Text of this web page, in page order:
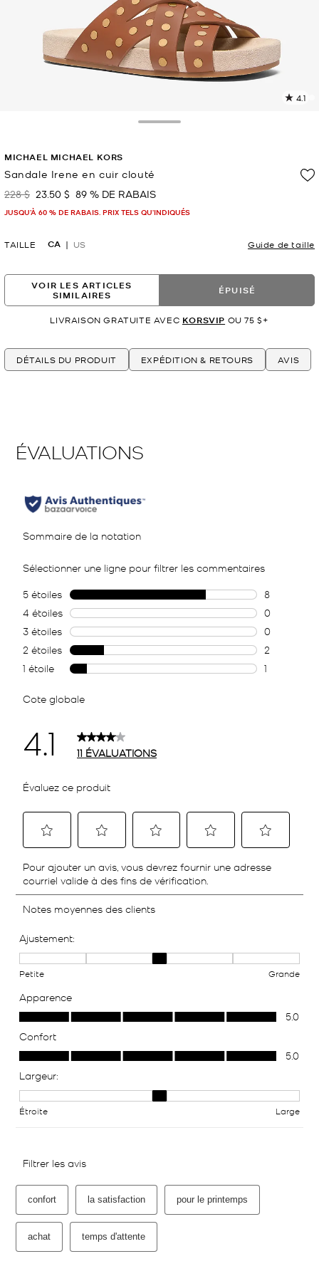
4.1
MICHAEL MICHAEL KORS
Sandale Irene en cuir clouté
était
228 $ maintenant
23.50 $ 89 % DE RABAIS
JUSQU’À 60 % DE RABAIS. PRIX TELS QU'INDIQUÉS
TAILLE CA US Guide de taille
VOIR LES ARTICLES
SIMILAIRES
ÉPUISÉ
LIVRAISON GRATUITE AVEC KORSVIP OU 75 $+
DÉTAILS DU PRODUIT EXPÉDITION & RETOURS AVIS